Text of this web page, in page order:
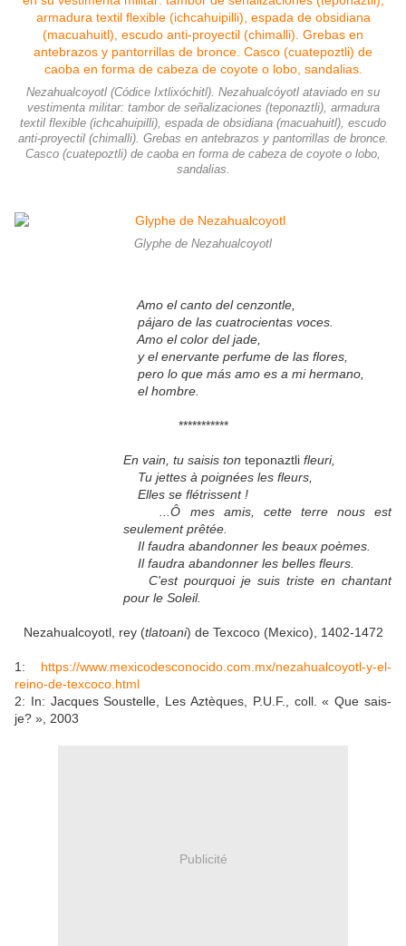
Nezahualcoyotl (Códice Ixtlixóchitl). Nezahualcóyotl ataviado en su
vestimenta militar: tambor de señalizaciones (teponaztli), armadura
textil flexible (ichcahuipilli), espada de obsidiana (macuahuitl), escudo
anti-proyectil (chimalli). Grebas en antebrazos y pantorrillas de bronce.
Casco (cuatepoztli) de caoba en forma de cabeza de coyote o lobo,
sandalias.
Glyphe de Nezahualcoyotl
Amo el canto del cenzontle,
pájaro de las cuatrocientas voces.
Amo el color del jade,
y el enervante perfume de las flores,
pero lo que más amo es a mi hermano,
el hombre.
***********
En vain, tu saisis ton teponaztli fleuri,
Tu jettes à poignées les fleurs,
Elles se flétrissent !
...Ô mes amis, cette terre nous est
seulement prêtée.
Il faudra abandonner les beaux poèmes.
Il faudra abandonner les belles fleurs.
C'est pourquoi je suis triste en chantant
pour le Soleil.
Nezahualcoyotl, rey (tlatoani) de Texcoco (Mexico), 1402-1472
1: https://www.mexicodesconocido.com.mx/nezahualcoyotl-y-el-
reino-de-texcoco.html
2: In: Jacques Soustelle, Les Aztèques, P.U.F., coll. « Que sais-
je? », 2003
Publicité